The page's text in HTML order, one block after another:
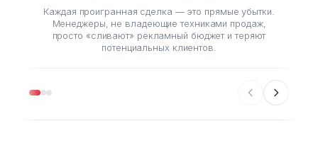
Каждая проигранная сделка — это прямые убытки.
Менеджеры, не владеющие техниками продаж,
просто «сливают» рекламный бюджет и теряют
потенциальных клиентов.